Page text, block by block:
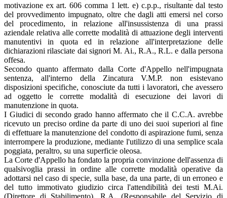
motivazione ex art. 606 comma 1 lett. e) c.p.p., risultante dal testo
del provvedimento impugnato, oltre che dagli atti emersi nel corso
del procedimento, in relazione all'insussistenza di una prassi
aziendale relativa alle corrette modalità di attuazione degli interventi
manutentivi in quota ed in relazione all'interpretazione delle
dichiarazioni rilasciate dai signori M. Ai., R.A., R.L. e dalla persona
offesa.
Secondo quanto affermato dalla Corte d'Appello nell'impugnata
sentenza, all'interno della Zincatura V.M.P. non esistevano
disposizioni specifiche, conosciute da tutti i lavoratori, che avessero
ad oggetto le corrette modalità di esecuzione dei lavori di
manutenzione in quota.
I Giudici di secondo grado hanno affermato che il C.C.A. avrebbe
ricevuto un preciso ordine da parte di uno dei suoi superiori al fine
di effettuare la manutenzione del condotto di aspirazione fumi, senza
interrompere la produzione, mediante l'utilizzo di una semplice scala
poggiata, peraltro, su una superficie oleosa.
La Corte d'Appello ha fondato la propria convinzione dell'assenza di
qualsivoglia prassi in ordine alle corrette modalità operative da
adottarsi nel caso di specie, sulla base, da una parte, di un erroneo e
del tutto immotivato giudizio circa l'attendibilità dei testi M.Ai.
(Direttore di Stabilimento), R.A. (Responsabile del Servizio di